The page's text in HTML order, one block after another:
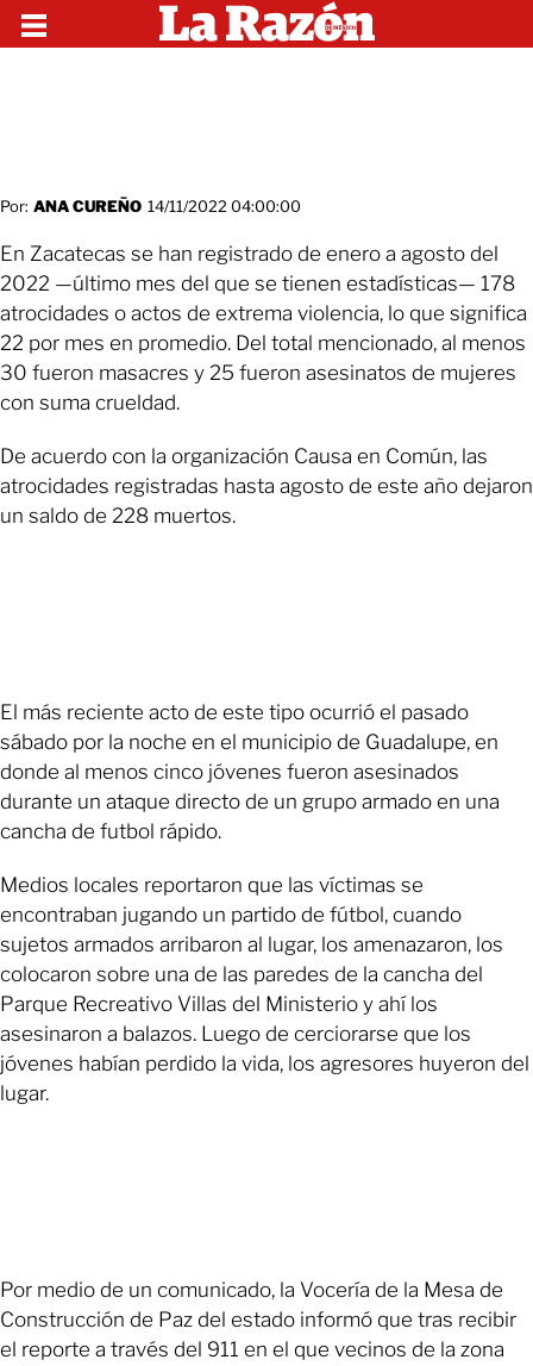
Por: ANA CUREÑO 14/11/2022 04:00:00
En Zacatecas se han registrado de enero a agosto del
2022 —último mes del que se tienen estadísticas— 178
atrocidades o actos de extrema violencia, lo que significa
22 por mes en promedio. Del total mencionado, al menos
30 fueron masacres y 25 fueron asesinatos de mujeres
con suma crueldad.
De acuerdo con la organización Causa en Común, las
atrocidades registradas hasta agosto de este año dejaron
un saldo de 228 muertos.
El más reciente acto de este tipo ocurrió el pasado
sábado por la noche en el municipio de Guadalupe, en
donde al menos cinco jóvenes fueron asesinados
durante un ataque directo de un grupo armado en una
cancha de futbol rápido.
Medios locales reportaron que las víctimas se
encontraban jugando un partido de fútbol, cuando
sujetos armados arribaron al lugar, los amenazaron, los
colocaron sobre una de las paredes de la cancha del
Parque Recreativo Villas del Ministerio y ahí los
asesinaron a balazos. Luego de cerciorarse que los
jóvenes habían perdido la vida, los agresores huyeron del
lugar.
Por medio de un comunicado, la Vocería de la Mesa de
Construcción de Paz del estado informó que tras recibir
el reporte a través del 911 en el que vecinos de la zona